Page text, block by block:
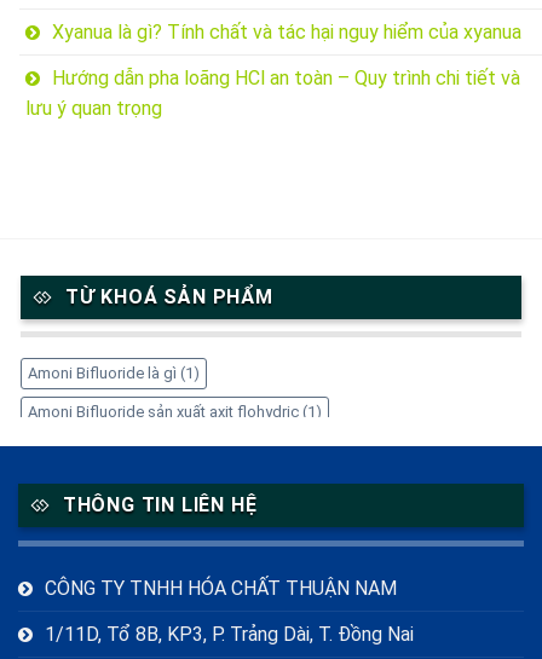
Xyanua là gì? Tính chất và tác hại nguy hiểm của xyanua
Hướng dẫn pha loãng HCl an toàn – Quy trình chi tiết và
lưu ý quan trọng
TỪ KHOÁ SẢN PHẨM
Amoni Bifluoride là gì (1)
Amoni Bifluoride sản xuất axit flohydric (1)
Amoni Bifluoride trong công nghiệp(1)
Amoni Bifluoride tẩy gỉ thép(1) Amoni Bifluoride xử lý kim loại(1)
Amoni Bifluoride ăn mòn kính(1) Cetyl Stearyl Alcohol(1)
Chất tạo phức EDTA-4Na(1)
THÔNG TIN LIÊN HỆ
CÔNG TY TNHH HÓA CHẤT THUẬN NAM
1/11D, Tổ 8B, KP3, P. Trảng Dài, T. Đồng Nai